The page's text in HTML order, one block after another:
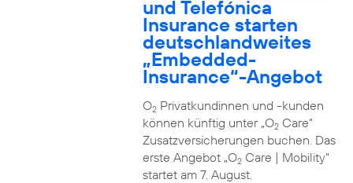
und Telefónica
Insurance starten
deutschlandweites
„Embedded-
Insurance“-Angebot
O2Privatkundinnen und -kunden
können künftig unter „O2Care“
Zusatzversicherungen buchen. Das
erste Angebot „O2Care | Mobility“
startet am 7. August.